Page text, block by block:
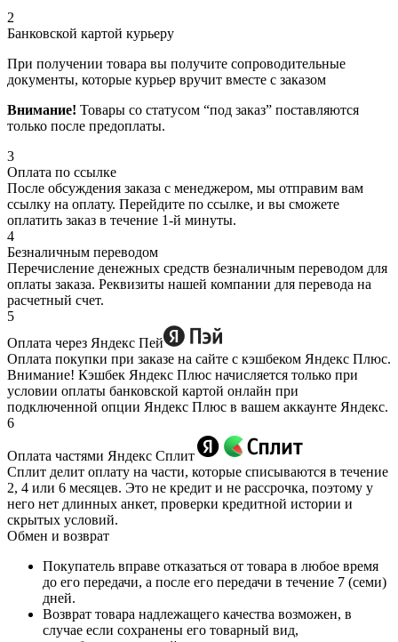
2
Банковской картой курьеру
При получении товара вы получите сопроводительные
документы, которые курьер вручит вместе с заказом
Внимание! Товары со статусом “под заказ” поставляются
только после предоплаты.
3
Оплата по ссылке
После обсуждения заказа с менеджером, мы отправим вам
ссылку на оплату. Перейдите по ссылке, и вы сможете
оплатить заказ в течение 1-й минуты.
4
Безналичным переводом
Перечисление денежных средств безналичным переводом для
оплаты заказа. Реквизиты нашей компании для перевода на
расчетный счет.
5
Оплата через Яндекс Пей
Оплата покупки при заказе на сайте с кэшбеком Яндекс Плюс.
Внимание! Кэшбек Яндекс Плюс начисляется только при
условии оплаты банковской картой онлайн при
подключенной опции Яндекс Плюс в вашем аккаунте Яндекс.
6
Оплата частями Яндекс Сплит
Сплит делит оплату на части, которые списываются в течение
2, 4 или 6 месяцев. Это не кредит и не рассрочка, поэтому у
него нет длинных анкет, проверки кредитной истории и
скрытых условий.
Обмен и возврат
Покупатель вправе отказаться от товара в любое время
до его передачи, а после его передачи в течение 7 (семи)
дней.
Возврат товара надлежащего качества возможен, в
случае если сохранены его товарный вид,